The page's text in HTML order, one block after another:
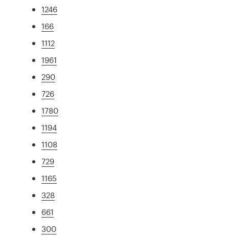
1246
166
1112
1961
290
726
1780
1194
1108
729
1165
328
661
300